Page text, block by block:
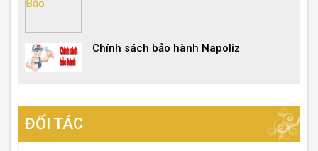
Chính sách bảo hành Napoliz
ĐỐI TÁC